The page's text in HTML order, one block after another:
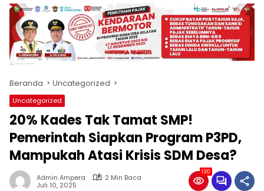
produk
antara
lain
mampu
menjadi
komunikasi
usaha
(beriklan),
fokus
pada
nasional
maupun
international,
Beranda Uncategorized
Uncategorized
20% Kades Tak Tamat SMP!
Pemerintah Siapkan Program P3PD,
Mampukah Atasi Krisis SDM Desa?
Admin Ampera
2 Min Baca
Juli 10, 2025
130